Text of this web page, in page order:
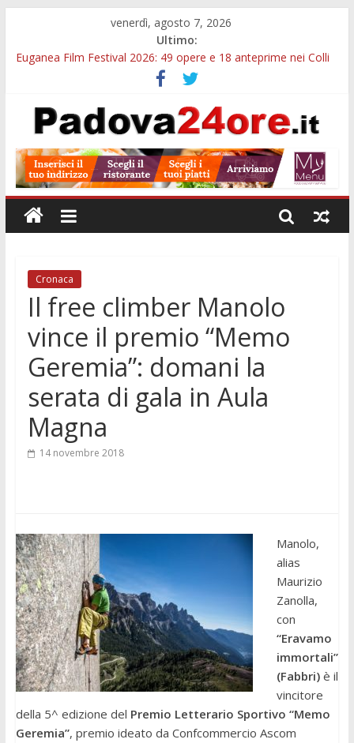
venerdì, agosto 7, 2026
Ultimo:
Euganea Film Festival 2026: 49 opere e 18 anteprime nei Colli
Slow Looking agli Eremitani: un’ora per osservare davvero
un’opera
Notizie di Padova alle ore 21: lavoratore morto, credito sul
Orto Botanico Padova: visite ed escursioni fino a settembre
Concorso Università di Padova: 5 funzionari, domande entro il
7 agosto
Cronaca
Il free climber Manolo
vince il premio “Memo
Geremia”: domani la
serata di gala in Aula
Magna
14 novembre 2018
Manolo,
alias
Maurizio
Zanolla,
con
“Eravamo
immortali”
(Fabbri)è il
vincitore
della 5^ edizione del Premio Letterario Sportivo “Memo
Geremia”, premio ideato da Confcommercio Ascom